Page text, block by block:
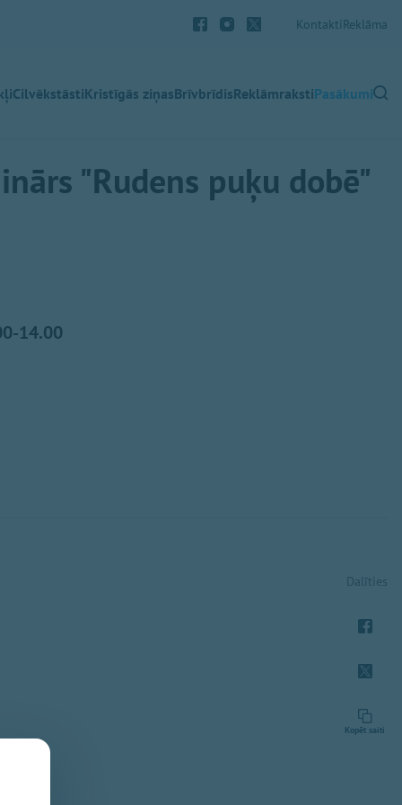
KontaktiReklāma
CilvēkstāstiKristīgās ziņasBrīvbrīdisReklāmrakstiPasākumi
"Rudens puķu dobē"
14.00
Dalīties
Kopēt saiti